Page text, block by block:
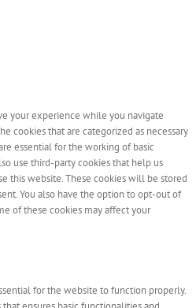
your experience while you navigate
cookies that are categorized as necessary
essential for the working of basic
use third-party cookies that help us
this website. These cookies will be stored
You also have the option to opt-out of
of these cookies may affect your
for the website to function properly.